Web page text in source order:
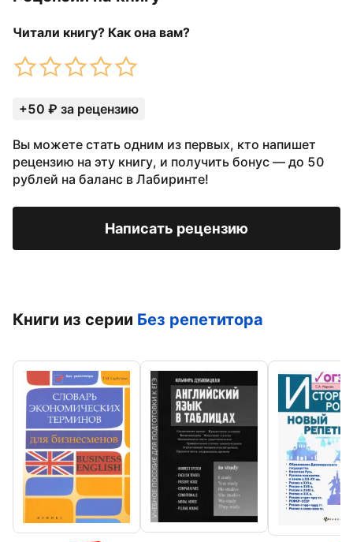
Читали книгу? Как она вам?
+50 ₽ за рецензию
Вы можете стать одним из первых, кто напишет
рецензию на эту книгу, и получить бонус — до 50
рублей на баланс в Лабиринте!
Написать рецензию
Книги из серии Без репетитора